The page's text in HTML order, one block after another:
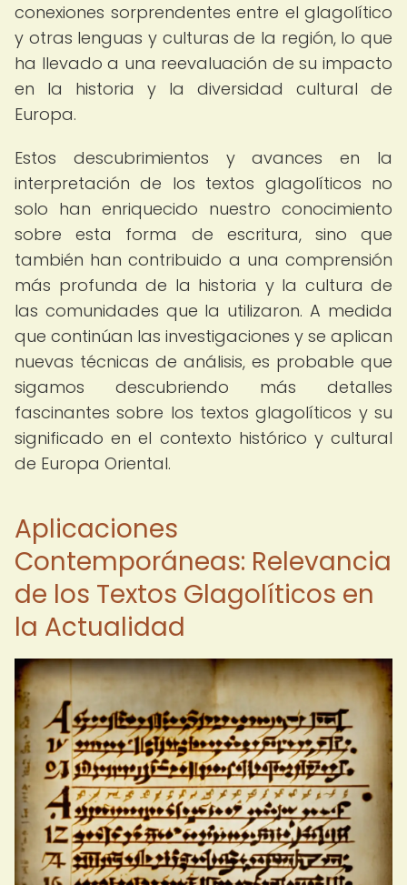
conexiones sorprendentes entre el glagolítico
y otras lenguas y culturas de la región, lo que
ha llevado a una reevaluación de su impacto
en la historia y la diversidad cultural de
Europa.
Estos descubrimientos y avances en la
interpretación de los textos glagolíticos no
solo han enriquecido nuestro conocimiento
sobre esta forma de escritura, sino que
también han contribuido a una comprensión
más profunda de la historia y la cultura de
las comunidades que la utilizaron. A medida
que continúan las investigaciones y se aplican
nuevas técnicas de análisis, es probable que
sigamos descubriendo más detalles
fascinantes sobre los textos glagolíticos y su
significado en el contexto histórico y cultural
de Europa Oriental.
Aplicaciones
Contemporáneas: Relevancia
de los Textos Glagolíticos en
la Actualidad